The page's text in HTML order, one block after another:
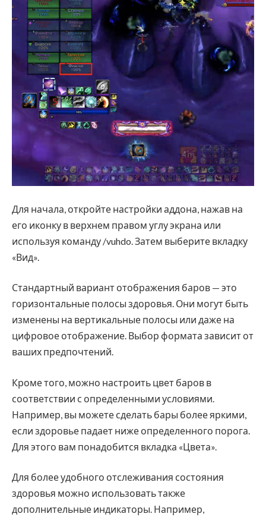
Для начала, откройте настройки аддона, нажав на
его иконку в верхнем правом углу экрана или
используя команду /vuhdo. Затем выберите вкладку
«Вид».
Стандартный вариант отображения баров — это
горизонтальные полосы здоровья. Они могут быть
изменены на вертикальные полосы или даже на
цифровое отображение. Выбор формата зависит от
ваших предпочтений.
Кроме того, можно настроить цвет баров в
соответствии с определенными условиями.
Например, вы можете сделать бары более яркими,
если здоровье падает ниже определенного порога.
Для этого вам понадобится вкладка «Цвета».
Для более удобного отслеживания состояния
здоровья можно использовать также
дополнительные индикаторы. Например,